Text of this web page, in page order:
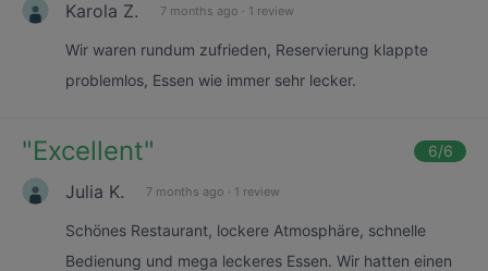
Karola Z. 7 months ago · 1 review
Wir waren rundum zufrieden, Reservierung klappte
problemlos, Essen wie immer sehr lecker.
"Excellent" 6/6
Julia K. 7 months ago · 1 review
Schönes Restaurant, lockere Atmosphäre, schnelle
Bedienung und mega leckeres Essen. Wir hatten einen